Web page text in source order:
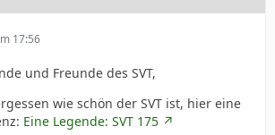
17:56
und Freunde des SVT,
wie schön der SVT ist, hier eine
Eine Legende: SVT 175